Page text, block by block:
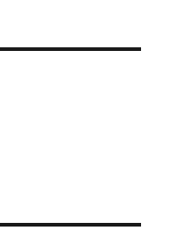
удалить